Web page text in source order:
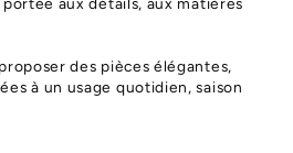
des pièces élégantes,
à un usage quotidien, saison